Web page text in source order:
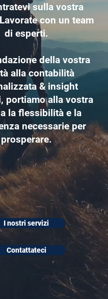
sulla vostra
con un team
di esperti.
della vostra
alla contabilità
& insight
portiamo alla vostra
la flessibilità e la
necessarie per
prosperare.
I nostri servizi
Contattateci